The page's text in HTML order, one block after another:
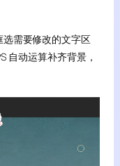
需要修改的文字区
自动运算补齐背景，